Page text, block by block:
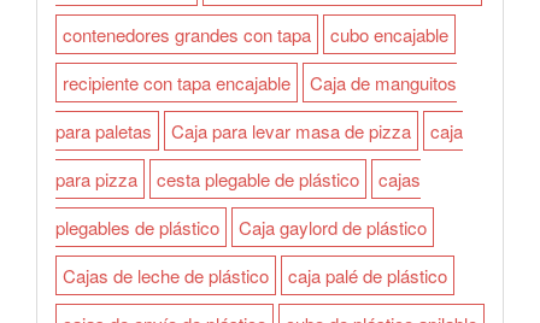
contenedores grandes con tapa
cubo encajable
recipiente con tapa encajable
Caja de manguitos
para paletas
Caja para levar masa de pizza
caja
para pizza
cesta plegable de plástico
cajas
plegables de plástico
Caja gaylord de plástico
Cajas de leche de plástico
caja palé de plástico